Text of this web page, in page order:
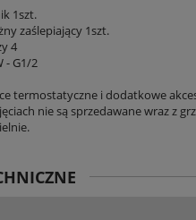
1szt.
zaślepiający 1szt.
4
- G1/2
termostatyczne i dodatkowe
nie są sprzedawane wraz z